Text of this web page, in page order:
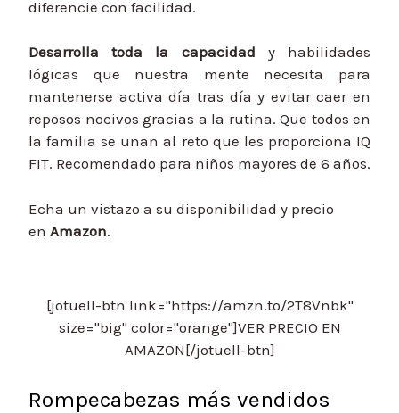
diferencie con facilidad.
Desarrolla toda la capacidad y habilidades
lógicas que nuestra mente necesita para
mantenerse activa día tras día y evitar caer en
reposos nocivos gracias a la rutina. Que todos en
la familia se unan al reto que les proporciona IQ
FIT. Recomendado para niños mayores de 6 años.
Echa un vistazo a su disponibilidad y precio
en Amazon.
[jotuell-btn link="https://amzn.to/2T8Vnbk"
size="big" color="orange"]VER PRECIO EN
AMAZON[/jotuell-btn]
Rompecabezas más vendidos